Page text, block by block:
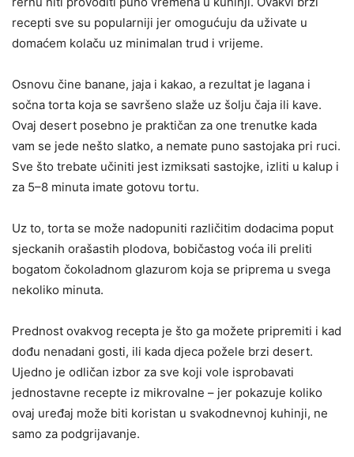
recepti sve su popularniji jer omogućuju da uživate u
domaćem kolaču uz minimalan trud i vrijeme.
Osnovu čine banane, jaja i kakao, a rezultat je lagana i
sočna torta koja se savršeno slaže uz šolju čaja ili kave.
Ovaj desert posebno je praktičan za one trenutke kada
vam se jede nešto slatko, a nemate puno sastojaka pri ruci.
Sve što trebate učiniti jest izmiksati sastojke, izliti u kalup i
za 5–8 minuta imate gotovu tortu.
Uz to, torta se može nadopuniti različitim dodacima poput
sjeckanih orašastih plodova, bobičastog voća ili preliti
bogatom čokoladnom glazurom koja se priprema u svega
nekoliko minuta.
Prednost ovakvog recepta je što ga možete pripremiti i kad
dođu nenadani gosti, ili kada djeca požele brzi desert.
Ujedno je odličan izbor za sve koji vole isprobavati
jednostavne recepte iz mikrovalne – jer pokazuje koliko
ovaj uređaj može biti koristan u svakodnevnoj kuhinji, ne
samo za podgrijavanje.